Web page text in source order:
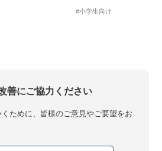
#小学生向け
善にご協力ください
ために、皆様のご意見やご要望をお